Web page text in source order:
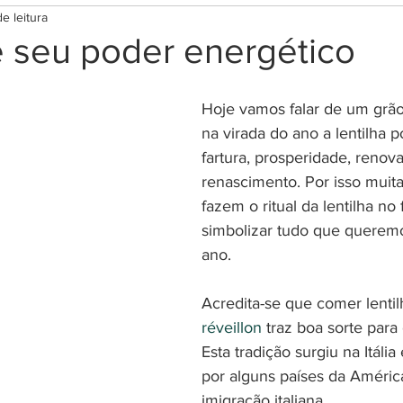
Rituais para
Lei da Atração Códigos
Terapias Holísticas Esoterismo
Orixás e guias espirituais Testes
seu poder energético
leitura
Hoje vamos falar de um
na virada do ano a lentilha
fartura, prosperidade,
renascimento. Por isso
fazem o ritual da lentilha no
simbolizar tudo que
ano.
Acredita-se que comer
réveillon traz boa sorte para
Esta tradição surgiu na Itália
por alguns países da